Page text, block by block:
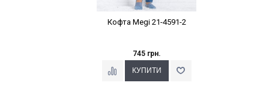
Кофта Megi 21-4591-2
745 грн.